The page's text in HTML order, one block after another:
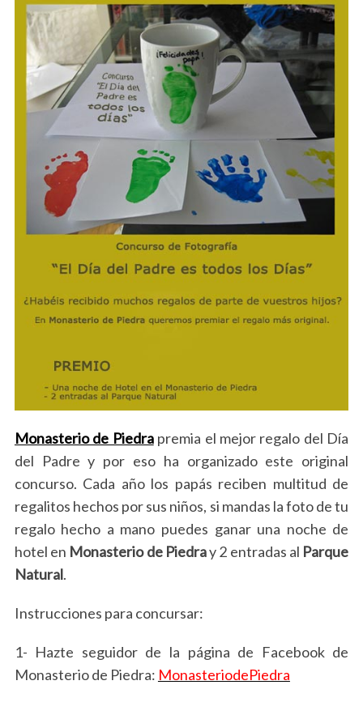
Monasterio de Piedrapremia el mejor regalo del Día
del Padre y por eso ha organizado este original
concurso. Cada año los papás reciben multitud de
regalitos hechos por sus niños, si mandas la foto de tu
regalo hecho a mano puedes ganar una noche de
hotel en Monasterio de Piedray 2 entradas al Parque
Natural.
Instrucciones para concursar:
1- Hazte seguidor de la página de Facebook de
Monasterio de Piedra: MonasteriodePiedra